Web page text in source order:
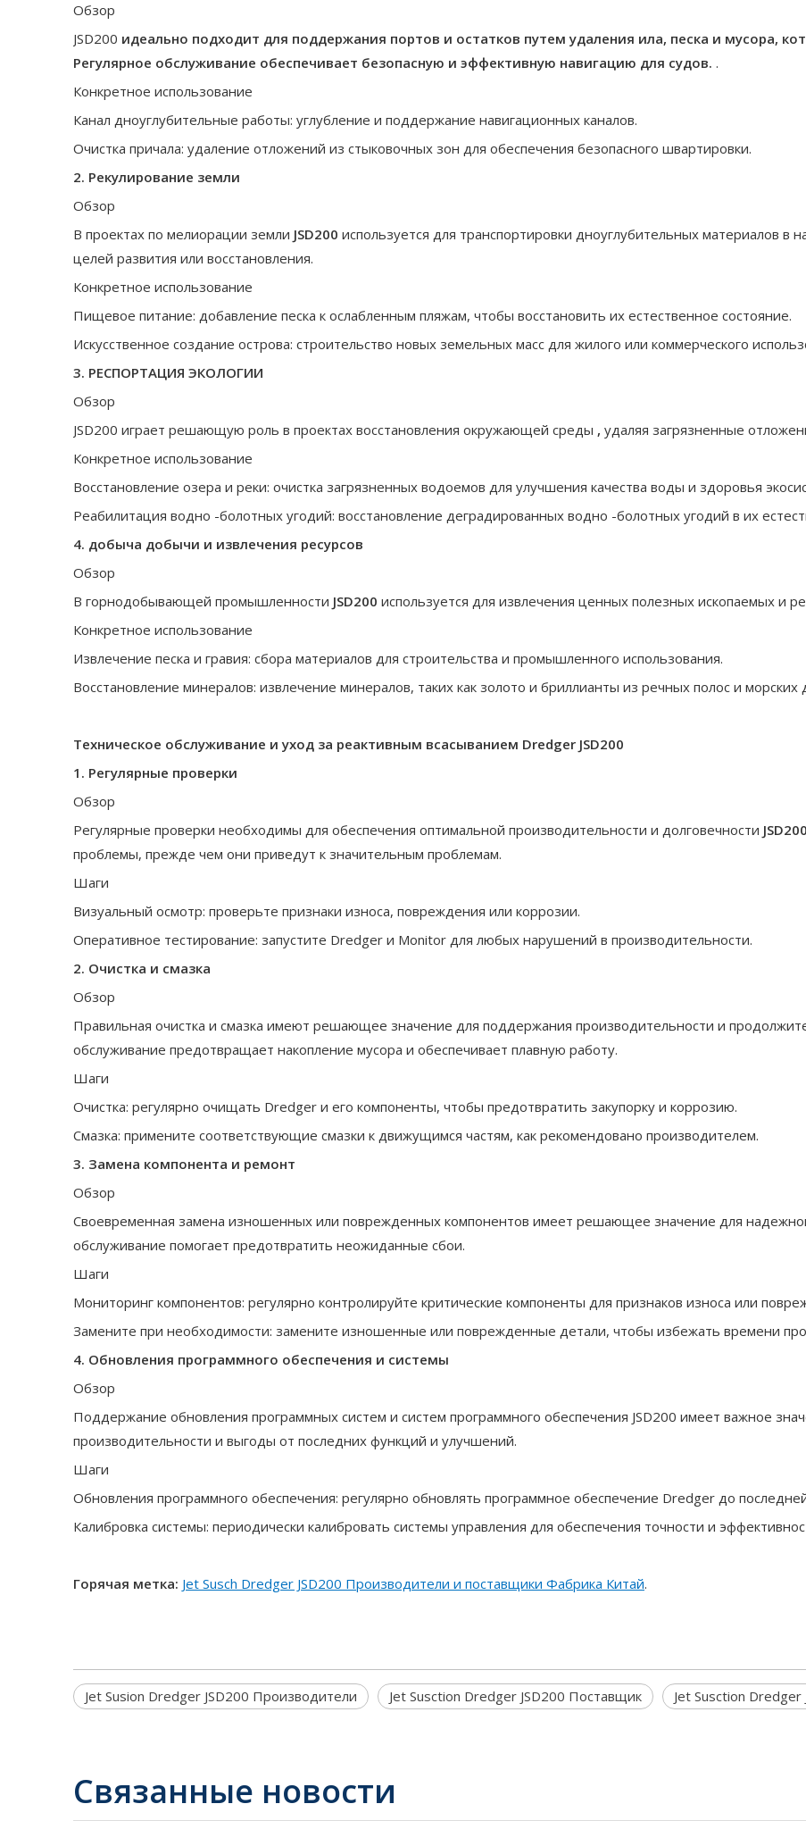
Обзор
JSD200 идеально подходит для поддержания портов и остатков путем удаления ила, песка и мусора,
Регулярное обслуживание обеспечивает безопасную и эффективную навигацию для судов. .
Конкретное использование
Канал дноуглубительные работы: углубление и поддержание навигационных каналов.
Очистка причала: удаление отложений из стыковочных зон для обеспечения безопасного швартировки.
2. Рекулирование земли
Обзор
В проектах по мелиорации земли JSD200 используется для транспортировки дноуглубительных материалов
целей развития или восстановления.
Конкретное использование
Пищевое питание: добавление песка к ослабленным пляжам, чтобы восстановить их естественное состояние.
Искусственное создание острова: строительство новых земельных масс для жилого или коммерческого
3. РЕСПОРТАЦИЯ ЭКОЛОГИИ
Обзор
JSD200 играет решающую роль в проектах восстановления окружающей среды , удаляя загрязненные
Конкретное использование
Восстановление озера и реки: очистка загрязненных водоемов для улучшения качества воды и здоровья
Реабилитация водно -болотных угодий: восстановление деградированных водно -болотных угодий в их
4. добыча добычи и извлечения ресурсов
Обзор
В горнодобывающей промышленности JSD200 используется для извлечения ценных полезных ископаемых и
Конкретное использование
Извлечение песка и гравия: сбора материалов для строительства и промышленного использования.
Восстановление минералов: извлечение минералов, таких как золото и бриллианты из речных полос и морских
Техническое обслуживание и уход за реактивным всасыванием Dredger JSD200
1. Регулярные проверки
Обзор
Регулярные проверки необходимы для обеспечения оптимальной производительности и долговечности JSD200
проблемы, прежде чем они приведут к значительным проблемам.
Шаги
Визуальный осмотр: проверьте признаки износа, повреждения или коррозии.
Оперативное тестирование: запустите Dredger и Monitor для любых нарушений в производительности.
2. Очистка и смазка
Обзор
Правильная очистка и смазка имеют решающее значение для поддержания производительности и
обслуживание предотвращает накопление мусора и обеспечивает плавную работу.
Шаги
Очистка: регулярно очищать Dredger и его компоненты, чтобы предотвратить закупорку и коррозию.
Смазка: примените соответствующие смазки к движущимся частям, как рекомендовано производителем.
3. Замена компонента и ремонт
Обзор
Своевременная замена изношенных или поврежденных компонентов имеет решающее значение для
обслуживание помогает предотвратить неожиданные сбои.
Шаги
Мониторинг компонентов: регулярно контролируйте критические компоненты для признаков износа или
Замените при необходимости: замените изношенные или поврежденные детали, чтобы избежать времени
4. Обновления программного обеспечения и системы
Обзор
Поддержание обновления программных систем и систем программного обеспечения JSD200 имеет важное
производительности и выгоды от последних функций и улучшений.
Шаги
Обновления программного обеспечения: регулярно обновлять программное обеспечение Dredger до
Калибровка системы: периодически калибровать системы управления для обеспечения точности и
Горячая метка: Jet Susch Dredger JSD200 Производители и поставщики Фабрика Китай.
Jet Susion Dredger JSD200 Производители Jet Susction Dredger JSD200 Поставщик Jet Susction Dredger
Связанные новости